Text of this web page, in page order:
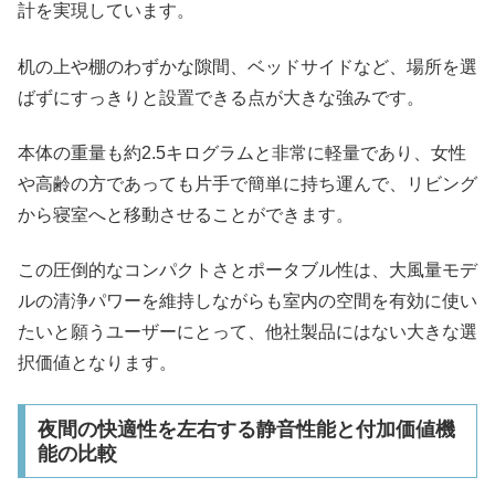
計を実現しています。
机の上や棚のわずかな隙間、ベッドサイドなど、場所を選
ばずにすっきりと設置できる点が大きな強みです。
本体の重量も約2.5キログラムと非常に軽量であり、女性
や高齢の方であっても片手で簡単に持ち運んで、リビング
から寝室へと移動させることができます。
この圧倒的なコンパクトさとポータブル性は、大風量モデ
ルの清浄パワーを維持しながらも室内の空間を有効に使い
たいと願うユーザーにとって、他社製品にはない大きな選
択価値となります。
夜間の快適性を左右する静音性能と付加価値機
能の比較